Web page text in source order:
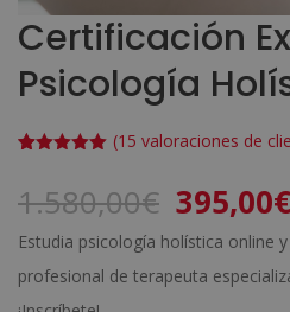
Certificación
Psicología
5 en base
valoracione
s de
clientes
(15 valoraciones de
1.580,00€ El
precio
original
395,00€
Estudia psicología holística online
profesional de terapeuta